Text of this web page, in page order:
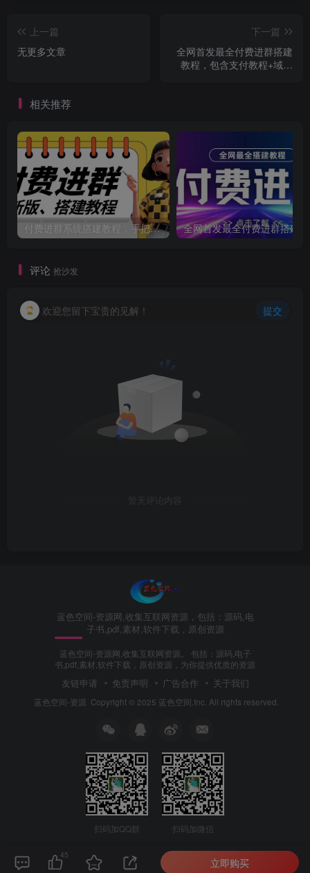
上一篇
无更多文章
下一篇
全网首发最全付费进群搭建
教程，包含支付教程+域名
相关推荐
付费进群系统搭建教程，手把手课程【源码+技术+课程】【揭秘】
评论 抢沙发
欢迎您留下宝贵的见解！ 提交
暂无评论内容
蓝色空间-资源网,收集互联网资源，包括：源码,电
子书,pdf,素材,软件下载，原创资源
蓝色空间-资源网,收集互联网资源。 包括：源码,电子
书,pdf,素材,软件下载，原创资源，为你提供优质的资源
友链申请 免责声明 广告合作 关于我们
蓝色空间-资源 Copyright © 2025 蓝色空间.Inc. All rights reserved.
扫码加QQ群 扫码加微信
45
立即购买